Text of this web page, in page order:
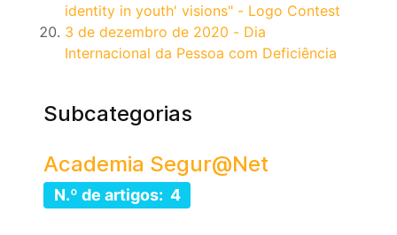
identity in youth' visions" - Logo Contest
3 de dezembro de 2020 - Dia
Internacional da Pessoa com Deficiência
Subcategorias
Academia Segur@Net
N.º de artigos: 4